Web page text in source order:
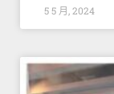
5 5 月, 2024